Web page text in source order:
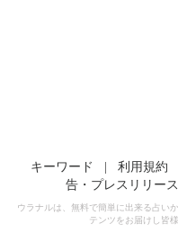
キーワード | 利用規約
告・プレスリリー
ウラナルは、無料で簡単に出来る占い
テンツをお届けし皆